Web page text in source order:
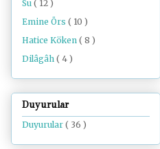
Su ( 12 )
Emine Örs ( 10 )
Hatice Köken ( 8 )
Dilâgâh ( 4 )
Duyurular
Duyurular ( 36 )